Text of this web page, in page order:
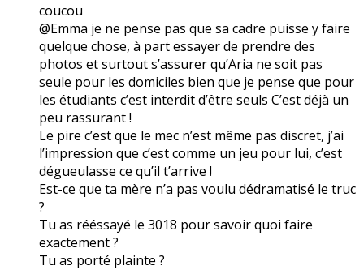
coucou
@Emma je ne pense pas que sa cadre puisse y faire
quelque chose, à part essayer de prendre des
photos et surtout s’assurer qu’Aria ne soit pas
seule pour les domiciles bien que je pense que pour
les étudiants c’est interdit d’être seuls C’est déjà un
peu rassurant !
Le pire c’est que le mec n’est même pas discret, j’ai
l’impression que c’est comme un jeu pour lui, c’est
dégueulasse ce qu’il t’arrive !
Est-ce que ta mère n’a pas voulu dédramatisé le truc
?
Tu as rééssayé le 3018 pour savoir quoi faire
exactement ?
Tu as porté plainte ?